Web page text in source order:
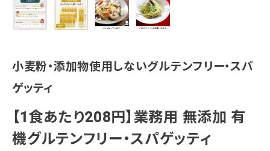
小麦粉・添加物使用しないグルテンフリー・スパ
ゲッティ
【1食あたり208円】業務用 無添加 有
機グルテンフリー・スパゲッティ